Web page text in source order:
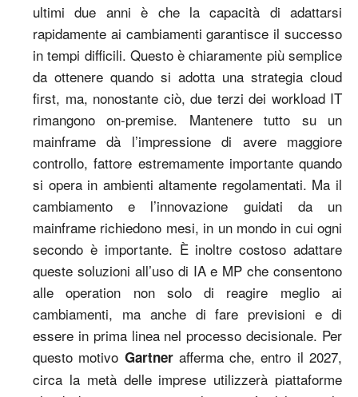
ultimi due anni è che la capacità di adattarsi
rapidamente ai cambiamenti garantisce il successo
in tempi difficili. Questo è chiaramente più semplice
da ottenere quando si adotta una strategia cloud
first, ma, nonostante ciò, due terzi dei workload IT
rimangono on-premise. Mantenere tutto su un
mainframe dà l’impressione di avere maggiore
controllo, fattore estremamente importante quando
si opera in ambienti altamente regolamentati. Ma il
cambiamento e l’innovazione guidati da un
mainframe richiedono mesi, in un mondo in cui ogni
secondo è importante. È inoltre costoso adattare
queste soluzioni all’uso di IA e MP che consentono
alle operation non solo di reagire meglio ai
cambiamenti, ma anche di fare previsioni e di
essere in prima linea nel processo decisionale. Per
questo motivo Gartnerafferma che, entro il 2027,
circa la metà delle imprese utilizzerà piattaforme